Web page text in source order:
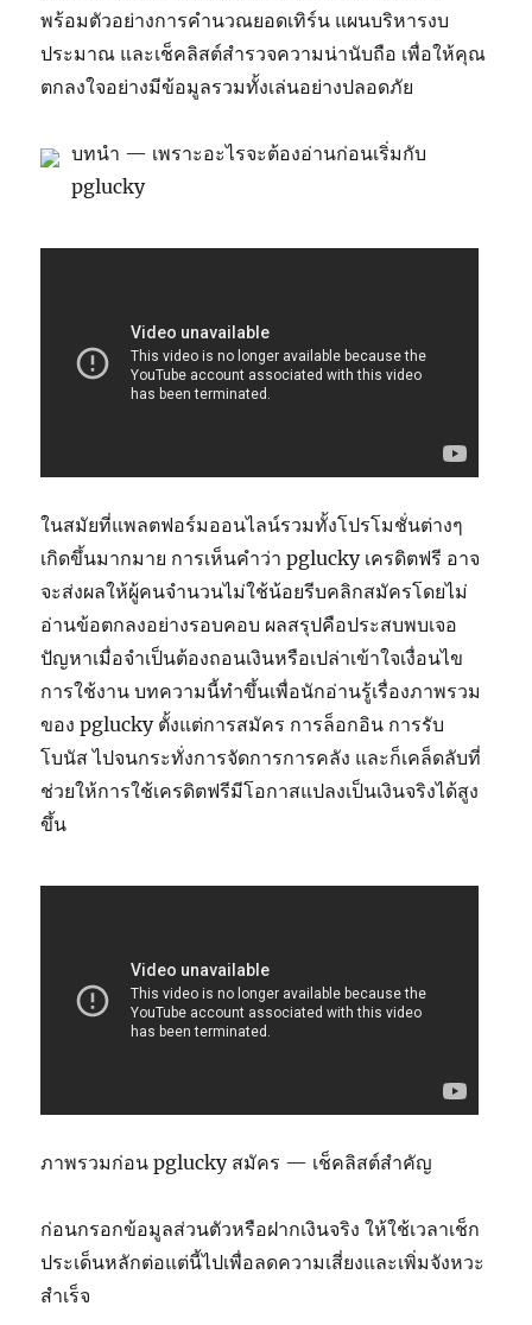
พร้อมตัวอย่างการคำนวณยอดเทิร์น แผนบริหารงบ
ประมาณ และเช็คลิสต์สำรวจความน่านับถือ เพื่อให้คุณ
ตกลงใจอย่างมีข้อมูลรวมทั้งเล่นอย่างปลอดภัย
บทนำ — เพราะอะไรจะต้องอ่านก่อนเริ่มกับ
pglucky
ในสมัยที่แพลตฟอร์มออนไลน์รวมทั้งโปรโมชั่นต่างๆ
เกิดขึ้นมากมาย การเห็นคำว่า pglucky เครดิตฟรี อาจ
จะส่งผลให้ผู้คนจำนวนไม่ใช้น้อยรีบคลิกสมัครโดยไม่
อ่านข้อตกลงอย่างรอบคอบ ผลสรุปคือประสบพบเจอ
ปัญหาเมื่อจำเป็นต้องถอนเงินหรือเปล่าเข้าใจเงื่อนไข
การใช้งาน บทความนี้ทำขึ้นเพื่อนักอ่านรู้เรื่องภาพรวม
ของ pglucky ตั้งแต่การสมัคร การล็อกอิน การรับ
โบนัส ไปจนกระทั่งการจัดการการคลัง และก็เคล็ดลับที่
ช่วยให้การใช้เครดิตฟรีมีโอกาสแปลงเป็นเงินจริงได้สูง
ขึ้น
ภาพรวมก่อน pglucky สมัคร — เช็คลิสต์สำคัญ
ก่อนกรอกข้อมูลส่วนตัวหรือฝากเงินจริง ให้ใช้เวลาเช็ก
ประเด็นหลักต่อแต่นี้ไปเพื่อลดความเสี่ยงและเพิ่มจังหวะ
สำเร็จ